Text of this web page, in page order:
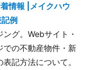
情報 |メイクハウ
例
ング。Webサイト・
での不動産物件・新
記方法について。